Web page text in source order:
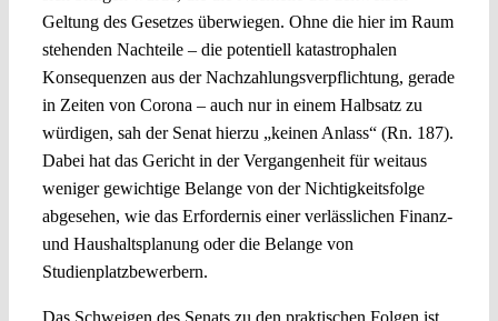
Geltung des Gesetzes überwiegen. Ohne die hier im Raum
stehenden Nachteile – die potentiell katastrophalen
Konsequenzen aus der Nachzahlungsverpflichtung, gerade
in Zeiten von Corona – auch nur in einem Halbsatz zu
würdigen, sah der Senat hierzu „keinen Anlass“ (Rn. 187).
Dabei hat das Gericht in der Vergangenheit für weitaus
weniger gewichtige Belange von der Nichtigkeitsfolge
abgesehen, wie das Erfordernis einer verlässlichen Finanz-
und Haushaltsplanung oder die Belange von
Studienplatzbewerbern.